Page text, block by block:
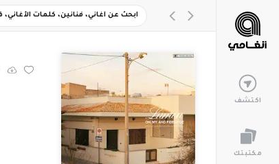
اكتشف
مكتبتك